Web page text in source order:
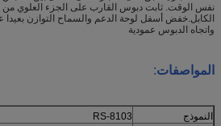
نفس الوقت. ثابت دبوس القارب على الجزء العلوي من
الكابل.خفض أسفل لوحة الدعم والسماح التوازن بعيدا
واتجاه الدبوس عمودية
المواصفات:
النموذج
RS-8103